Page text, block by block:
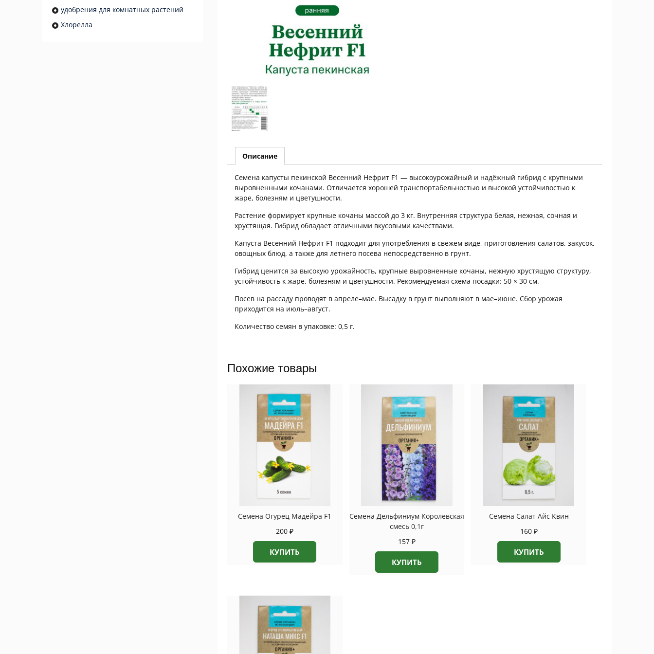
Описание
Семена капусты пекинской Весенний Нефрит F1 — высокоурожайный и надёжный гибрид с крупными
выровненными кочанами. Отличается хорошей транспортабельностью и высокой устойчивостью к
жаре, болезням и цветушности.
Растение формирует крупные кочаны массой до 3 кг. Внутренняя структура белая, нежная, сочная и
хрустящая. Гибрид обладает отличными вкусовыми качествами.
Капуста Весенний Нефрит F1 подходит для употребления в свежем виде, приготовления салатов, закусок,
овощных блюд, а также для летнего посева непосредственно в грунт.
Гибрид ценится за высокую урожайность, крупные выровненные кочаны, нежную хрустящую структуру,
устойчивость к жаре, болезням и цветушности. Рекомендуемая схема посадки: 50 × 30 см.
Посев на рассаду проводят в апреле–мае. Высадку в грунт выполняют в мае–июне. Сбор урожая
приходится на июль–август.
Количество семян в упаковке: 0,5 г.
Похожие товары
Семена Огурец Мадейра F1
200₽
КУПИТЬ
Семена Дельфиниум Королевская
смесь 0,1г
157 ₽
КУПИТЬ
Семена Салат Айс Квин
160 ₽
КУПИТЬ
удобрения для комнатных растений
Хлорелла